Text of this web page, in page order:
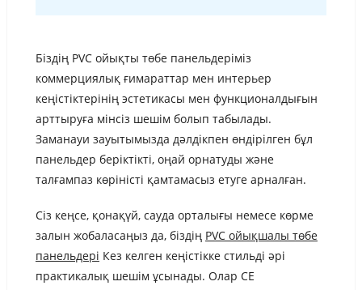
Біздің PVC ойықты төбе панельдеріміз
коммерциялық ғимараттар мен интерьер
кеңістіктерінің эстетикасы мен функционалдығын
арттыруға мінсіз шешім болып табылады.
Заманауи зауытымызда дәлдікпен өндірілген бұл
панельдер беріктікті, оңай орнатуды және
талғампаз көріністі қамтамасыз етуге арналған.
Сіз кеңсе, қонақүй, сауда орталығы немесе көрме
залын жобаласаңыз да, біздің PVC ойықшалы төбе
панельдері Кез келген кеңістікке стильді әрі
практикалық шешім ұсынады. Олар CE